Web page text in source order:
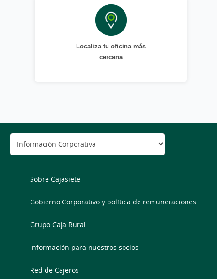
Localiza tu oficina más
cercana
Sobre Cajasiete
Gobierno Corporativo y política de remuneraciones
Grupo Caja Rural
Información para nuestros socios
Red de Cajeros